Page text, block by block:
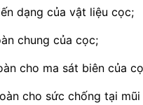
dạng của vật liệu cọc;
chung của cọc;
cho ma sát biên của
cho sức chống tại